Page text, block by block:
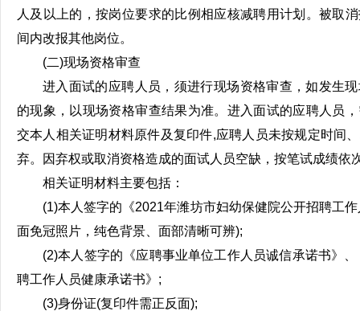
人及以上的，按岗位要求的比例相应核减聘用计划。被取
间内改报其他岗位。
(二)现场资格审查
进入面试的应聘人员，须进行现场资格审查，如发生
的现象，以现场资格审查结果为准。进入面试的应聘人员
交本人相关证明材料原件及复印件,应聘人员未按规定时间
弃。因弃权或取消资格造成的面试人员空缺，按笔试成绩依
相关证明材料主要包括：
(1)本人签字的《2021年潍坊市妇幼保健院公开招聘工
面免冠照片，纯色背景、面部清晰可辨);
(2)本人签字的《应聘事业单位工作人员诚信承诺书》
聘工作人员健康承诺书》;
(3)身份证(复印件需正反面);